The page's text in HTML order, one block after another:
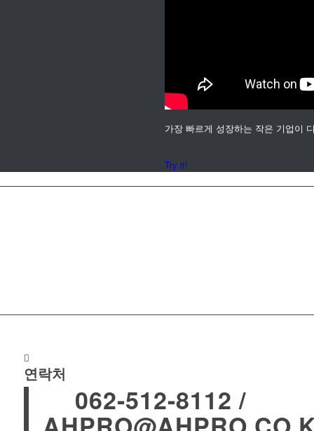
가장 빠르게 성장하는 작은 기업이
Try it!
연락처
062-512-8112 /